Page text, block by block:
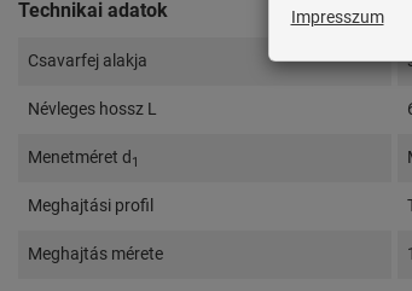
Technikai adatok
Csavarfej alakja
Névleges hossz L
Menetméret d 1
Meghajtási profil
Meghajtás mérete